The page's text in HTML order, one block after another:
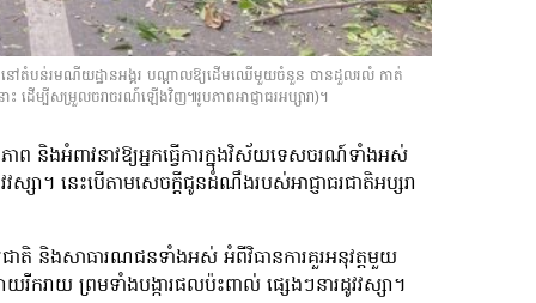
ៅតំបន់រមណីយដ្ឋានអង្គរ បណ្តាលឱ្យដើមឈើមួយចំនួន បានដួលរលំ កាត់
ះ ដើម្បីសម្រួលចរាចរណ៍ឡើងវិញ៕រូបភាពអាជ្ញាធរអប្សារា)។
ភាព និងអំពាវនាវឱ្យអ្នកធ្វើការក្នុងវិស័យទេសចរណ៍ទាំងអស់
។ នេះបើតាមសេចក្ដីជូនដំណឹងរបស់អាជ្ញាធរជាតិអប្សរា
រជាតិ និងសាធារណជនទាំងអស់ អំពីវិធានការគួរអនុវត្តមួយ
ាយ ព្រមទាំងបង្ការផលប៉ះពាល់ ផ្សេងៗនារដូវវស្សា។